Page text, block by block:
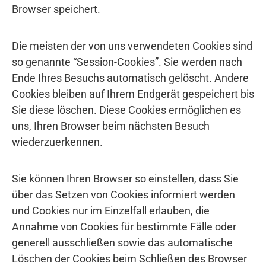
Browser speichert.
Die meisten der von uns verwendeten Cookies sind
so genannte “Session-Cookies”. Sie werden nach
Ende Ihres Besuchs automatisch gelöscht. Andere
Cookies bleiben auf Ihrem Endgerät gespeichert bis
Sie diese löschen. Diese Cookies ermöglichen es
uns, Ihren Browser beim nächsten Besuch
wiederzuerkennen.
Sie können Ihren Browser so einstellen, dass Sie
über das Setzen von Cookies informiert werden
und Cookies nur im Einzelfall erlauben, die
Annahme von Cookies für bestimmte Fälle oder
generell ausschließen sowie das automatische
Löschen der Cookies beim Schließen des Browser